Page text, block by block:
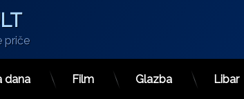
priče
dana Film Glazba Libar